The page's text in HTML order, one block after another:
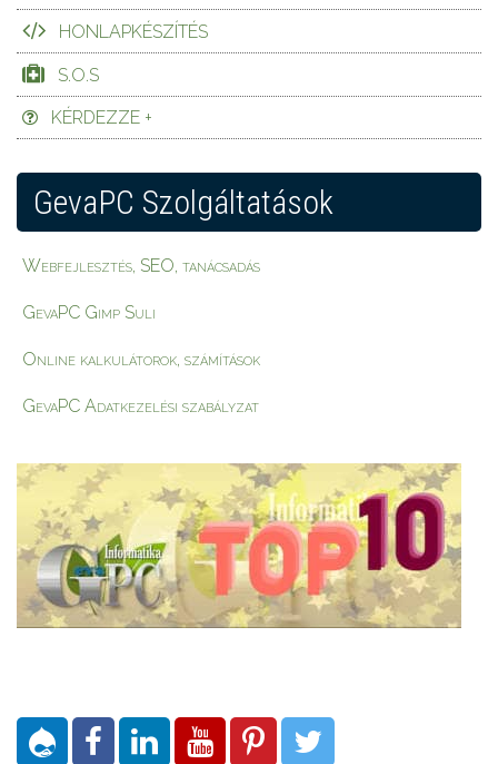
HONLAPKÉSZÍTÉS
S.O.S
KÉRDEZZE +
GevaPC Szolgáltatások
Webfejlesztés, SEO, tanácsadás
GevaPC Gimp Suli
Online kalkulátorok, számítások
GevaPC Adatkezelési szabályzat